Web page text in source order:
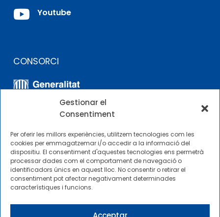
Gestionar el
Consentiment
Per oferir les millors experiències, utilitzem tecnologies com les
cookies per emmagatzemar i/o accedir a la informació del
dispositiu. El consentiment d'aquestes tecnologies ens permetrà
processar dades com el comportament de navegació o
identificadors únics en aquest lloc. No consentir o retirar el
consentiment pot afectar negativament determinades
característiques i funcions.
 Youtube
CONSORCI
ALTRES ENLLAÇOS
Perfil del contractista
Perfil de Contractant CIMNE Tecnologia